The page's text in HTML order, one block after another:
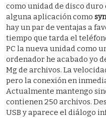
como unidad de disco
alguna aplicación como
hay un par de ventajas a
tiempo que tarda el
PC la nueva unidad como
ordenador he acabado yo
Mg de archivos. La
pero la conexión en
Actualmente mantengo
contienen 250 archivos.
USB y aparece el diálogo